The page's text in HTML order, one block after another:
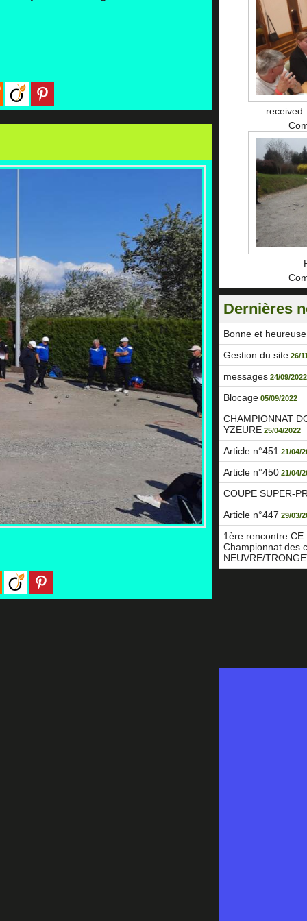
Dernières
Bonne et
Gestion du site 26/
messages 24/09/2022
Blocage 05/09/2022
CHAMPIONNAT
YZEURE 25/04/2022
Article n°451 21/04/
Article n°450 21/04/
COUPE SUPER-
Article n°447 29/03/
1ère rencontre CE
Championnat des
NEUVRE/